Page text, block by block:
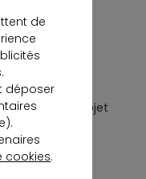
de votre projet
de
déposer
cookies.